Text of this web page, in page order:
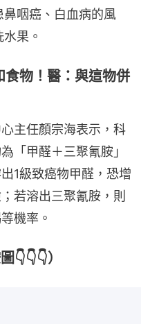
咽癌、白血病的風
果。
物！醫：與這物併
主任顏宗海表示，科
「甲醛＋三聚氰胺」
1級致癌物甲醛，恐增
若溶出三聚氰胺，則
機率。
）